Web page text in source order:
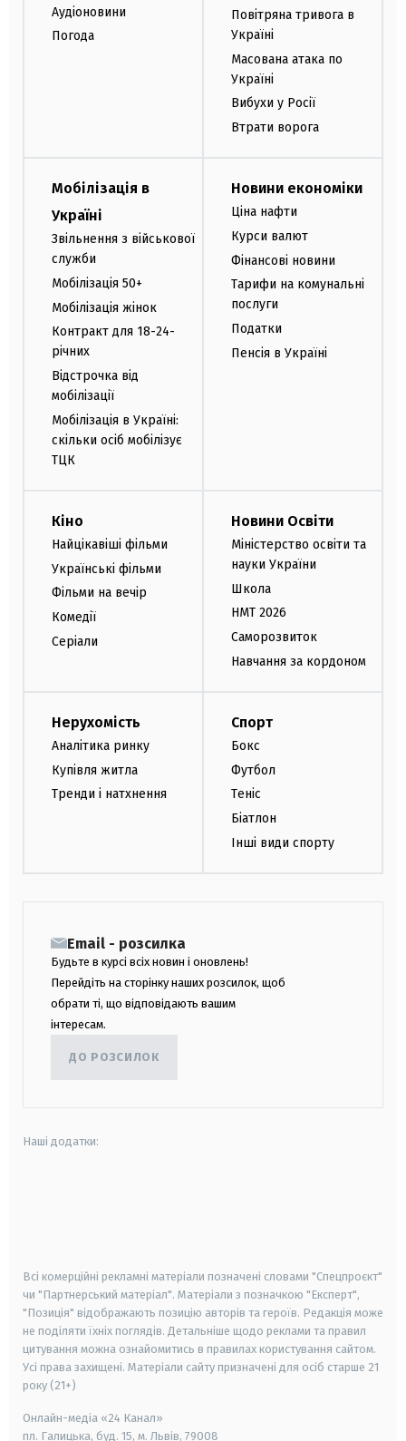
Аудіоновини
Погода
Повітряна тривога в
Україні
Масована атака по
Україні
Вибухи у Росії
Втрати ворога
Мобілізація в
Україні
Звільнення з військової
служби
Мобілізація 50+
Мобілізація жінок
Контракт для 18-24-
річних
Відстрочка від
мобілізації
Мобілізація в Україні:
скільки осіб мобілізує
ТЦК
Новини економіки
Ціна нафти
Курси валют
Фінансові новини
Тарифи на комунальні
послуги
Податки
Пенсія в Україні
Кіно
Найцікавіші фільми
Українські фільми
Фільми на вечір
Комедії
Серіали
Новини Освіти
Міністерство освіти та
науки України
Школа
НМТ 2026
Саморозвиток
Навчання за кордоном
Нерухомість
Аналітика ринку
Купівля житла
Тренди і натхнення
Спорт
Бокс
Футбол
Теніс
Біатлон
Інші види спорту
Email - розсилка
Будьте в курсі всіх новин і оновлень!
Перейдіть на сторінку наших розсилок, щоб
обрати ті, що відповідають вашим
інтересам.
ДО РОЗСИЛОК
Наші додатки:
Всі комерційні рекламні матеріали позначені словами "Спецпроєкт"
чи "Партнерський матеріал". Матеріали з позначкою "Експерт",
"Позиція" відображають позицію авторів та героїв. Редакція може
не поділяти їхніх поглядів. Детальніше щодо реклами та правил
цитування можна ознайомитись в правилах користування сайтом.
Усі права захищені. Матеріали сайту призначені для осіб старше 21
року (21+)
Онлайн-медіа «24 Канал»
пл. Галицька, буд. 15, м. Львів, 79008